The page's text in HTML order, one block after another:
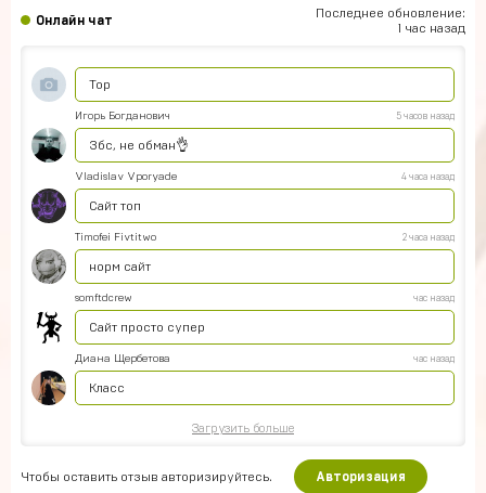
Онлайн чат
Последнее обновление:
1 час назад
тут точно не кидают я проверил
Top
Игорь Богданович 5 часов назад
Збс, не обман👌
Vladislav Vporyade 4 часа назад
Сайт топ
Timofei Fivtitwo 2 часа назад
норм сайт
somftdcrew час назад
Сайт просто супер
Диана Щербетова час назад
Класс
Загрузить больше
Чтобы оставить отзыв авторизируйтесь. Авторизация